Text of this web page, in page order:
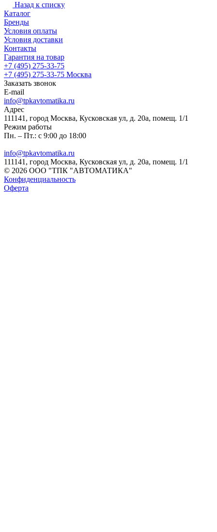
Назад к списку
Каталог
Бренды
Условия оплаты
Условия доставки
Контакты
Гарантия на товар
+7 (495) 275-33-75
+7 (495) 275-33-75 Москва
Заказать звонок
E-mail
info@tpkavtomatika.ru
Адрес
111141, город Москва, Кусковская ул, д. 20а, помещ. 1/1
Режим работы
Пн. – Пт.: с 9:00 до 18:00
info@tpkavtomatika.ru
111141, город Москва, Кусковская ул, д. 20а, помещ. 1/1
© 2026 ООО "ТПК "АВТОМАТИКА"
Конфиденциальность
Оферта